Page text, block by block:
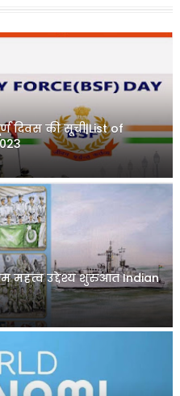
दिवस की सूची|List of
महत्व उद्देश्य शुरुआत Indian